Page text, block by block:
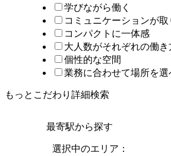
学びながら働く
コミュニケーションが
コンパクトに一体感
大人数がそれぞれの働き
個性的な空間
業務に合わせて場所を選
もっとこだわり詳細検索
最寄駅から探す
選択中のエリア：